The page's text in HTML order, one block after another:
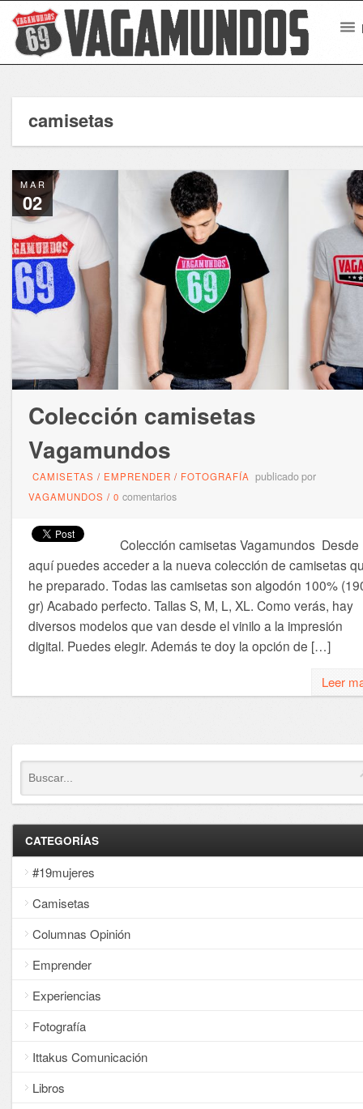
camisetas
MAR
02
Colección camisetas
Vagamundos
CAMISETAS / EMPRENDER / FOTOGRAFÍA publicado por
VAGAMUNDOS / 0 comentarios
Colección camisetas Vagamundos Desde
aquí puedes acceder a la nueva colección de camisetas
he preparado. Todas las camisetas son algodón 100%
gr) Acabado perfecto. Tallas S, M, L, XL. Como verás, hay
diversos modelos que van desde el vinilo a la impresión
digital. Puedes elegir. Además te doy la opción de […]
Leer
CATEGORÍAS
#19mujeres
Camisetas
Columnas Opinión
Emprender
Experiencias
Fotografía
Ittakus Comunicación
Libros